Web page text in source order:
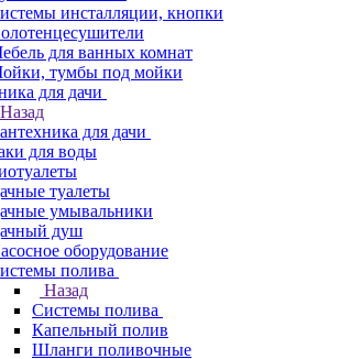
инсталляции, кнопки
для ванных комнат
тумбы под мойки
для дачи
Назад
для дачи
для воды
туалеты
умывальники
душ
оборудование
полива
Назад
Системы полива
Капельный полив
Шланги поливочные